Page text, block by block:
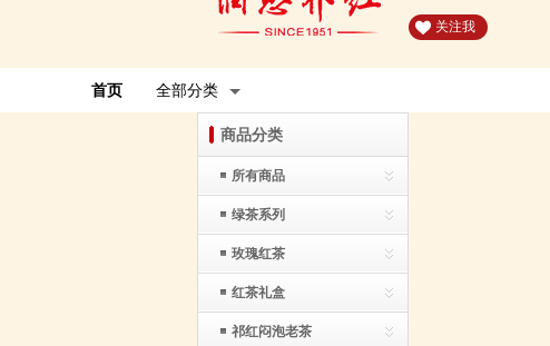
关注我
首页 全部分类
商品分类
所有商品
绿茶系列
玫瑰红茶
红茶礼盒
祁红闷泡老茶